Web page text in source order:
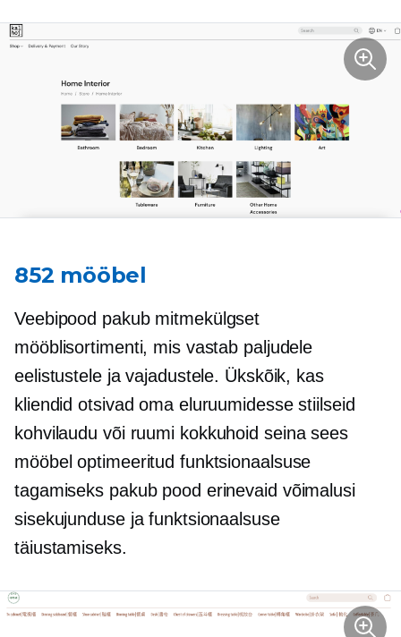
852 mööbel
Veebipood pakub mitmekülgset
mööblisortimenti, mis vastab paljudele
eelistustele ja vajadustele. Ükskõik, kas
kliendid otsivad oma eluruumidesse stiilseid
kohvilaudu või ruumi kokkuhoid seina sees
mööbel optimeeritud funktsionaalsuse
tagamiseks pakub pood erinevaid võimalusi
sisekujunduse ja funktsionaalsuse
täiustamiseks.